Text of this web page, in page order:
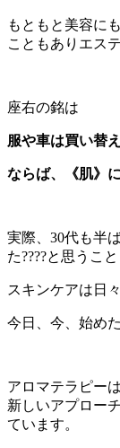
もともと美容に
こともありエス
座右の銘は
服や車は買い替
ならば、《肌》
実際、30代も半
た????と思うこ
スキンケアは日
今日、今、始め
アロマテラピー
新しいアプロー
ています。